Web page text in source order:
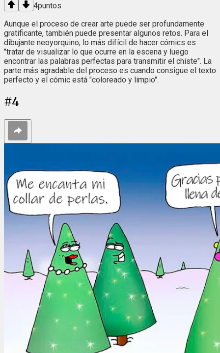
4puntos
Aunque el proceso de crear arte puede ser profundamente
gratificante, también puede presentar algunos retos. Para el
dibujante neoyorquino, lo más difícil de hacer cómics es
"tratar de visualizar lo que ocurre en la escena y luego
encontrar las palabras perfectas para transmitir el chiste". La
parte más agradable del proceso es cuando consigue el texto
perfecto y el cómic está "coloreado y limpio".
#4